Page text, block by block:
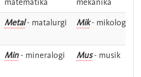
Metal- matalurgi Mik- mikologi
Min- mineralogi Mus- musik